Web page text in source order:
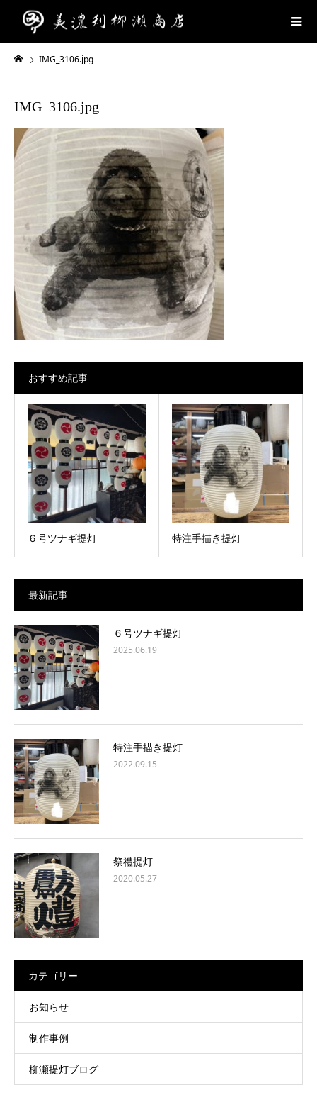
IMG_3106.jpg
IMG_3106.jpg
おすすめ記事
６号ツナギ提灯 特注手描き提灯
最新記事
６号ツナギ提灯
2025.06.19
特注手描き提灯
2022.09.15
祭禮提灯
2020.05.27
カテゴリー
お知らせ
制作事例
柳瀬提灯ブログ